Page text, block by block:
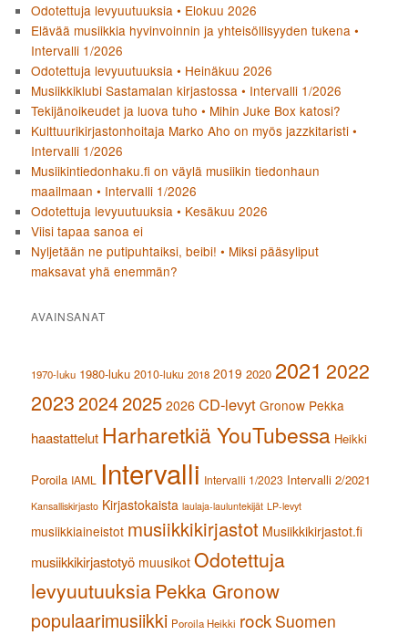
Odotettuja levyuutuuksia • Elokuu 2026
Elävää musiikkia hyvinvoinnin ja yhteisöllisyyden tukena •
Intervalli 1/2026
Odotettuja levyuutuuksia • Heinäkuu 2026
Musiikkiklubi Sastamalan kirjastossa • Intervalli 1/2026
Tekijänoikeudet ja luova tuho • Mihin Juke Box katosi?
Kulttuurikirjastonhoitaja Marko Aho on myös jazzkitaristi •
Intervalli 1/2026
Musiikintiedonhaku.fi on väylä musiikin tiedonhaun
maailmaan • Intervalli 1/2026
Odotettuja levyuutuuksia • Kesäkuu 2026
Viisi tapaa sanoa ei
Nyljetään ne putipuhtaiksi, beibi! • Miksi pääsyliput
maksavat yhä enemmän?
AVAINSANAT
1970-luku 1980-luku 2010-luku 2018 2019 2020 2021 2022
202320242025 2026 CD-levyt Gronow Pekka
haastattelut Harharetkiä YouTubessa Heikki
Poroila IAML Intervalli Intervalli 1/2023 Intervalli 2/2021
Kansalliskirjasto Kirjastokaista laulaja-lauluntekijät LP-levyt
musiikkiaineistot musiikkikirjastot Musiikkikirjastot.fi
musiikkikirjastotyö muusikot Odotettuja
levyuutuuksiaPekka Gronow
populaarimusiikki Poroila Heikki rock Suomen